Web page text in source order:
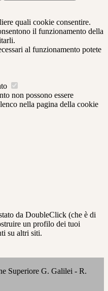
quali cookie consentire.
il funzionamento della
al funzionamento potete
non possono essere
nella pagina della cookie
da DoubleClick (che è di
un profilo dei tuoi
su altri siti.
Superiore G. Galilei - R.